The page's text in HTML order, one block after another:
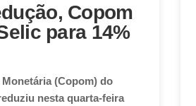
Copom
para 14%
(Copom) do
nesta quarta-feira